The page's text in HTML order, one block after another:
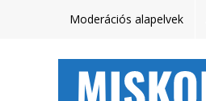
Moderációs alapelvek